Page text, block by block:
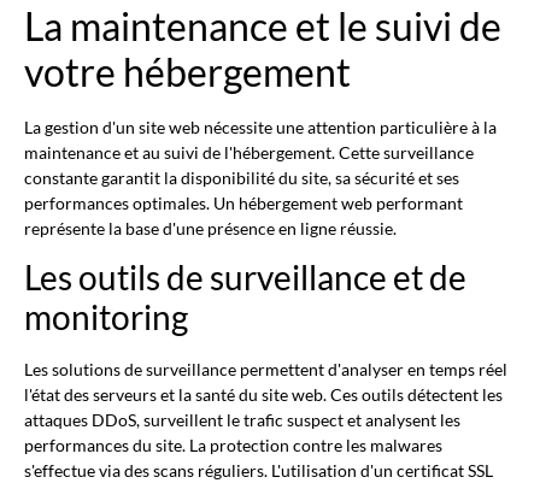
La maintenance et le suivi de
votre hébergement
La gestion d'un site web nécessite une attention particulière à la
maintenance et au suivi de l'hébergement. Cette surveillance
constante garantit la disponibilité du site, sa sécurité et ses
performances optimales. Un hébergement web performant
représente la base d'une présence en ligne réussie.
Les outils de surveillance et de
monitoring
Les solutions de surveillance permettent d'analyser en temps réel
l'état des serveurs et la santé du site web. Ces outils détectent les
attaques DDoS, surveillent le trafic suspect et analysent les
performances du site. La protection contre les malwares
s'effectue via des scans réguliers. L'utilisation d'un certificat SSL